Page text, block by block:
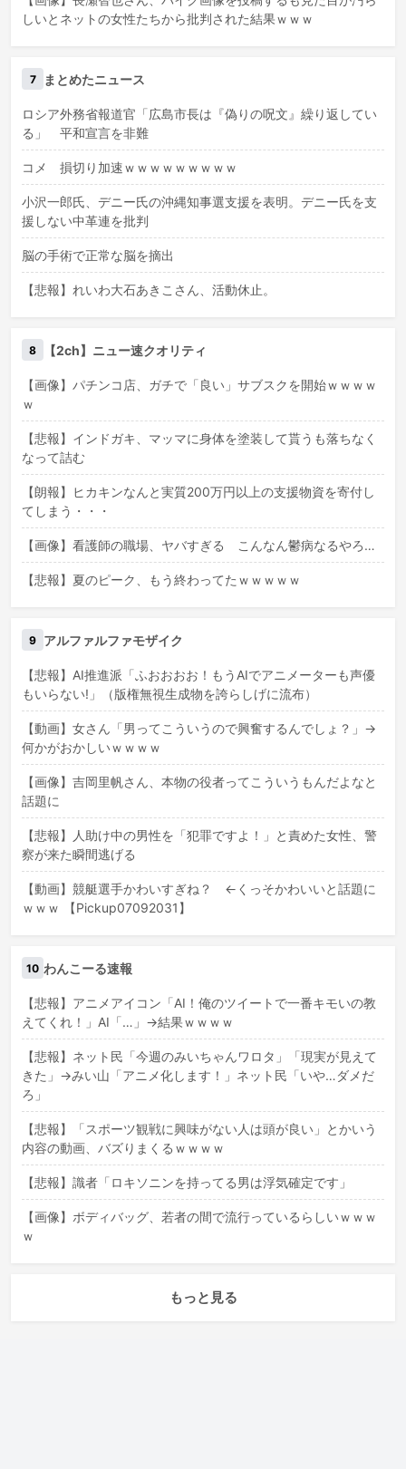
しいとネットの女性たちから批判された結果ｗｗｗ
7 まとめたニュース
ロシア外務省報道官「広島市長は『偽りの呪文』繰り返してい
る」 平和宣言を非難
コメ 損切り加速ｗｗｗｗｗｗｗｗｗ
小沢一郎氏、デニー氏の沖縄知事選支援を表明。デニー氏を支
援しない中革連を批判
脳の手術で正常な脳を摘出
【悲報】れいわ大石あきこさん、活動休止。
8 【2ch】ニュー速クオリティ
【画像】パチンコ店、ガチで「良い」サブスクを開始ｗｗｗｗ
ｗ
【悲報】インドガキ、マッマに身体を塗装して貰うも落ちなく
なって詰む
【朗報】ヒカキンなんと実質200万円以上の支援物資を寄付し
てしまう・・・
【画像】看護師の職場、ヤバすぎる こんなん鬱病なるやろ…
【悲報】夏のピーク、もう終わってたｗｗｗｗｗ
9 アルファルファモザイク
【悲報】AI推進派「ふおおおお！もうAIでアニメーターも声優
もいらない!」（版権無視生成物を誇らしげに流布）
【動画】女さん「男ってこういうので興奮するんでしょ？」→
何かがおかしいｗｗｗｗ
【画像】吉岡里帆さん、本物の役者ってこういうもんだよなと
話題に
【悲報】人助け中の男性を「犯罪ですよ！」と責めた女性、警
察が来た瞬間逃げる
【動画】競艇選手かわいすぎね？ ←くっそかわいいと話題に
ｗｗｗ 【Pickup07092031】
10 わんこーる速報
【悲報】アニメアイコン「AI！俺のツイートで一番キモいの教
えてくれ！」AI「…」→結果ｗｗｗｗ
【悲報】ネット民「今週のみいちゃんワロタ」「現実が見えて
きた」→みい山「アニメ化します！」ネット民「いや…ダメだ
ろ」
【悲報】「スポーツ観戦に興味がない人は頭が良い」とかいう
内容の動画、バズりまくるｗｗｗｗ
【悲報】識者「ロキソニンを持ってる男は浮気確定です」
【画像】ボディバッグ、若者の間で流行っているらしいｗｗｗ
ｗ
もっと見る